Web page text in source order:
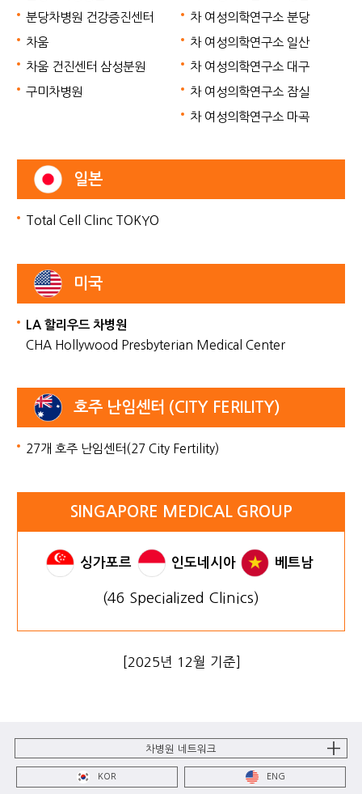
분당차병원 건강증진센터
차움
차움 건진센터 삼성분원
구미차병원
차 여성의학연구소 분당
차 여성의학연구소 일산
차 여성의학연구소 대구
차 여성의학연구소 잠실
차 여성의학연구소 마곡
일본
Total Cell Clinc TOKYO
미국
LA 할리우드 차병원
CHA Hollywood Presbyterian Medical Center
호주 난임센터 (CITY FERILITY)
27개 호주 난임센터(27 City Fertility)
SINGAPORE MEDICAL GROUP
싱가포르 인도네시아 베트남
(46 Specialized Clinics)
[2025년 12월 기준]
차병원 네트워크
KOR ENG